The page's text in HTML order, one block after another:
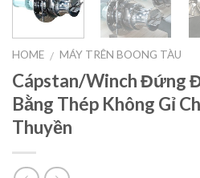
HOME / MÁY TRÊN BOONG TÀU
Cápstan/Winch Đứng
Bằng Thép Không Gỉ
Thuyền